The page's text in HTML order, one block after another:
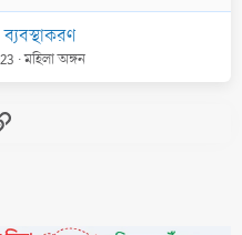
মহিলা অঙ্গন
Link